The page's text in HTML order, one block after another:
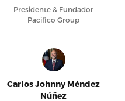
Presidente & Fundador
Pacifico Group
Carlos Johnny Méndez
Núñez